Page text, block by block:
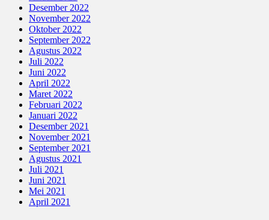
Desember 2022
November 2022
Oktober 2022
September 2022
Agustus 2022
Juli 2022
Juni 2022
April 2022
Maret 2022
Februari 2022
Januari 2022
Desember 2021
November 2021
September 2021
Agustus 2021
Juli 2021
Juni 2021
Mei 2021
April 2021